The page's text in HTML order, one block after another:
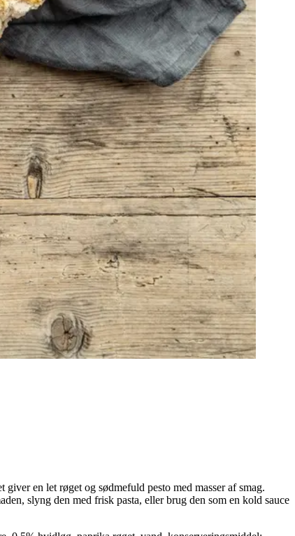
en let røget og sødmefuld pesto med masser af smag.
slyng den med frisk pasta, eller brug den som en kold sauce